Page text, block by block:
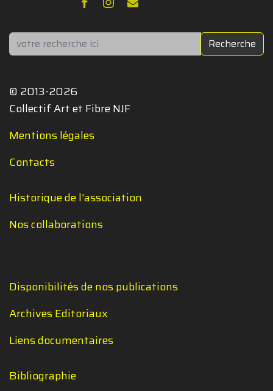
Rechercher Recherche
© 2013-2026
Collectif Art et Fibre NJF
Mentions légales
Contacts
Historique de l'association
Nos collaborations
Disponibilités de nos publications
Archives Editoriaux
Liens documentaires
Bibliographie